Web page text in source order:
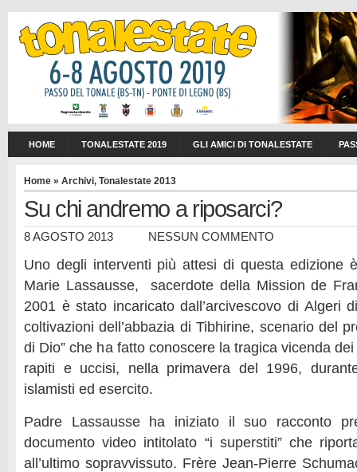
HOME TONALESTATE 2019 GLI AMICI DI TONALESTATE
Home » Archivi, Tonalestate 2013
Su chi andremo a riposarci?
8 AGOSTO 2013 NESSUN COMMENTO
Uno degli interventi più attesi di questa edizione
Marie Lassausse, sacerdote della Mission de
2001 è stato incaricato dall’arcivescovo di Algeri
coltivazioni dell’abbazia di Tibhirine, scenario del
di Dio” che ha fatto conoscere la tragica vicenda
rapiti e uccisi, nella primavera del 1996,
islamisti ed esercito.
Padre Lassausse ha iniziato il suo racconto
documento video intitolato “i superstiti” che
all’ultimo sopravvissuto. Frère Jean-Pierre